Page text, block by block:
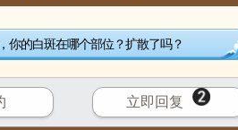
得到及时治疗，病情很快就会得到有
，这说明该病的治疗已经非常困难。
定要积极面对。
你的白斑在哪个部位？扩散了吗？
立即回复